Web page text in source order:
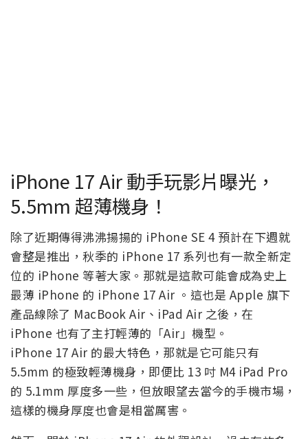
iPhone 17 Air 動手玩影片曝光，
5.5mm 超薄機身！
除了近期傳得沸沸揚揚的 iPhone SE 4 預計在下週就
會整是推出，秋季的 iPhone 17 系列也有一款全新定
位的 iPhone 等著大家。那就是這款可能會成為史上
最薄 iPhone 的 iPhone 17 Air 。這也是 Apple 旗下
產品線除了 MacBook Air、iPad Air 之後，在
iPhone 也有了主打輕薄的「Air」機型。
iPhone 17 Air 的最大特色，那就是它可能只有
5.5mm 的極致輕薄機身，即便比 13 吋 M4 iPad Pro
的 5.1mm 厚度多一些，但放眼望去當今的手機市場，
這樣的機身厚度也會是相當厲害。